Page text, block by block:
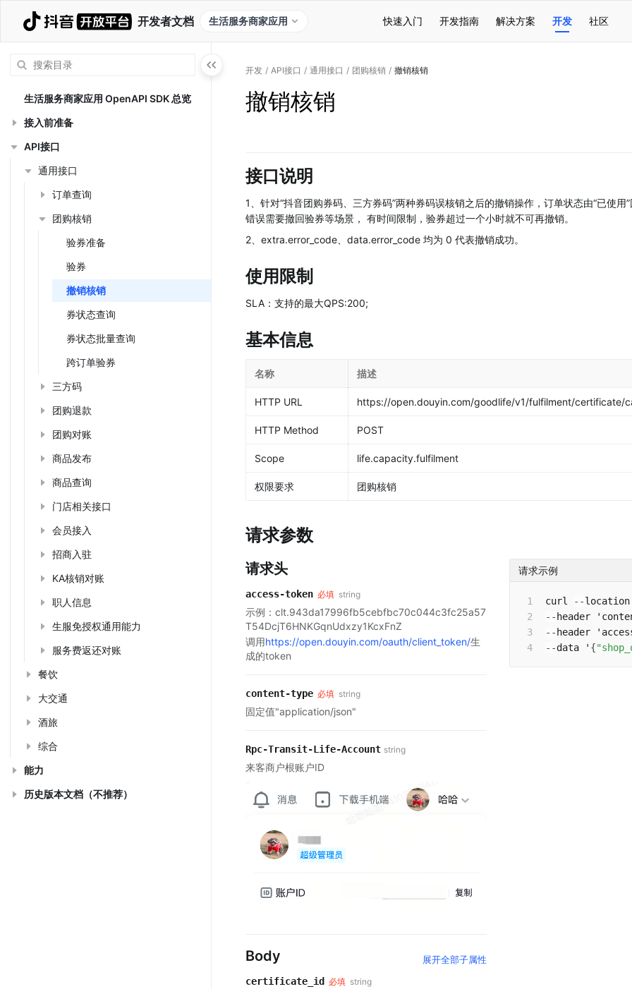
开发者文档 生活服务商家应用 快速入门 开发指南 解决方案 开发 社区
生活服务商家应用 OpenAPI SDK 总览
接入前准备
API接口
通用接口
订单查询
团购核销
验券准备
验券
撤销核销
券状态查询
券状态批量查询
跨订单验券
三方码
团购退款
团购对账
商品发布
商品查询
门店相关接口
会员接入
招商入驻
KA核销对账
职人信息
生服免授权通用能力
服务费返还对账
餐饮
大交通
酒旅
综合
能力
历史版本文档（不推荐）
开发 / API接口 / 通用接口 / 团购核销 / 撤销核销
撤销核销
接口说明
1、针对“抖音团购券码、三方券码”两种券码误核销之后的撤销操作，订单状态由“已使用
错误需要撤回验券等场景， 有时间限制，验券超过一个小时就不可再撤销。
2、extra.error_code、data.error_code 均为 0 代表撤销成功。
使用限制
SLA：支持的最大QPS:200;
基本信息
名称 描述
HTTP URL https://open.douyin.com/goodlife/v1/fulfilment/certificate/
HTTP Method POST
Scope life.capacity.fulfilment
权限要求 团购核销
请求参数
请求头
access-token 必填 string
示例：clt.943da17996fb5cebfbc70c044c3fc25a57
T54DcjT6HNKGqnUdxzy1KcxFnZ
调用https://open.douyin.com/oauth/client_token/生
成的token
content-type 必填 string
固定值"application/json"
Rpc-Transit-Life-Account string
来客商户根账户ID
Body 展开全部子属性
certificate_id 必填 string
请求示例
curl --location
-- header
-- header
--data ' {